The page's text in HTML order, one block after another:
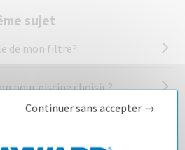
sujet
de mon filtre?
pour piscine choisir ?
Continuer sans accepter →